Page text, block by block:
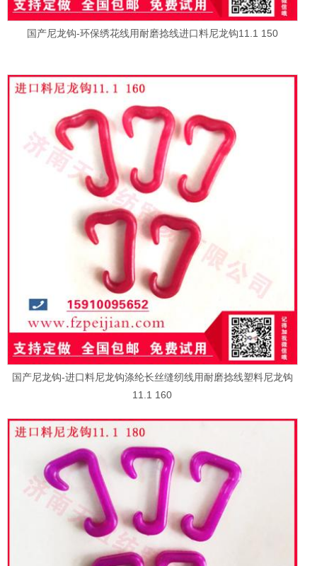
国产尼龙钩-环保绣花线用耐磨捻线进口料尼龙钩11.1 150
国产尼龙钩-进口料尼龙钩涤纶长丝缝纫线用耐磨捻线塑料尼龙钩
11.1 160